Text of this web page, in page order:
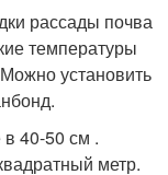
рассады почва
температуры
установить
40-50 см .
метр.